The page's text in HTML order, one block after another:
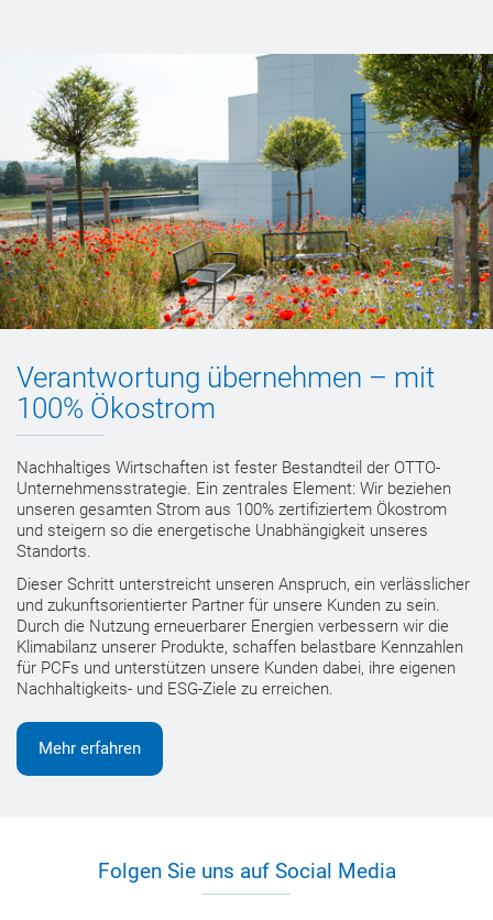
Verantwortung übernehmen – mit
100% Ökostrom
Nachhaltiges Wirtschaften ist fester Bestandteil der OTTO-
Unternehmensstrategie. Ein zentrales Element: Wir beziehen
unseren gesamten Strom aus 100% zertifiziertem Ökostrom
und steigern so die energetische Unabhängigkeit unseres
Standorts.
Dieser Schritt unterstreicht unseren Anspruch, ein verlässlicher
und zukunftsorientierter Partner für unsere Kunden zu sein.
Durch die Nutzung erneuerbarer Energien verbessern wir die
Klimabilanz unserer Produkte, schaffen belastbare Kennzahlen
für PCFs und unterstützen unsere Kunden dabei, ihre eigenen
Nachhaltigkeits- und ESG-Ziele zu erreichen.
Mehr erfahren
Folgen Sie uns auf Social Media